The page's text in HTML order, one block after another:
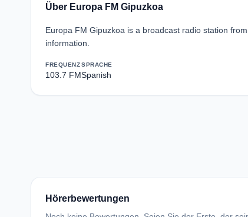
Über Europa FM Gipuzkoa
Europa FM Gipuzkoa is a broadcast radio station
information.
FREQUENZ
103.7 FM
SPRACHE
Spanish
Hörerbewertungen